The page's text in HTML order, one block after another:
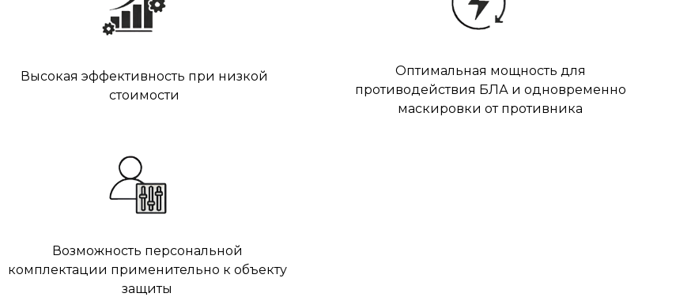
Высокая эффективность при низкой
стоимости
Оптимальная мощность для
противодействия БЛА и одновременно
маскировки от противника
Возможность персональной
комплектации применительно к объекту
защиты